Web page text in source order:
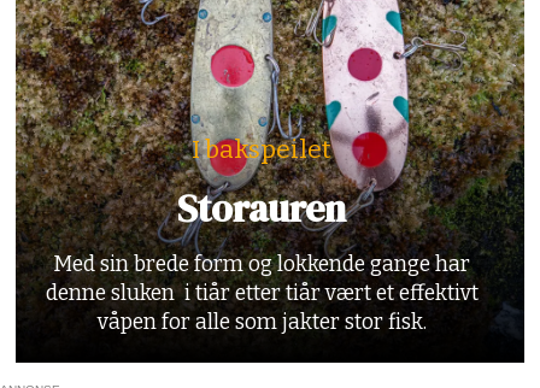
I bakspeilet
Storauren
Med sin brede form og lokkende gange har
denne sluken i tiår etter tiår vært et effektivt
våpen for alle som jakter stor fisk.